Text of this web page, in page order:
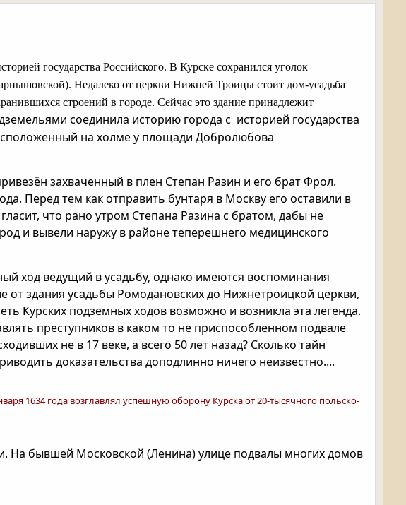
государства Российского. В Курске сохранился уголок
Недалеко от церкви Нижней Троицы стоит дом-усадьба
строений в городе. Сейчас это здание принадлежит
соединила историю города с историей государства
на холме у площади Добролюбова
захваченный в плен Степан Разин и его брат Фрол.
Перед тем как отправить бунтаря в Москву его оставили в
что рано утром Степана Разина с братом, дабы не
и вывели наружу в районе теперешнего медицинского
ход ведущий в усадьбу, однако имеются воспоминания
здания усадьбы Ромодановских до Нижнетроицкой церкви,
Курских подземных ходов возможно и возникла эта легенда.
преступников в каком то не приспособленном подвале
не в 17 веке, а всего 50 лет назад? Сколько тайн
доказательства доподлинно ничего неизвестно....
1634 года возглавлял успешную оборону Курска от 20-тысячного польско-
На бывшей Московской (Ленина) улице подвалы многих домов